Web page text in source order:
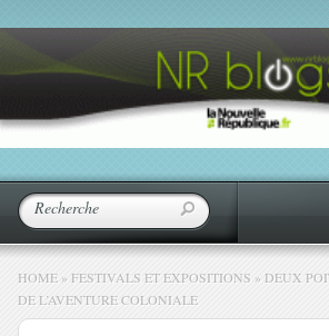
HOME » FESTIVALS ET EXPOSITIONS » DEUX
DE L’AVENTURE COLONIALE